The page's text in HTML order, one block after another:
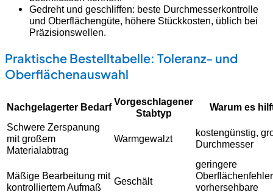
Gedreht und geschliffen: beste Durchmesserkontrolle
und Oberflächengüte, höhere Stückkosten, üblich bei
Präzisionswellen.
Praktische Bestelltabelle: Toleranz- und
Oberflächenauswahl
Nachgelagerter Bedarf Vorgeschlagener
Stabtyp
Warum es
Schwere Zerspanung
mit großem
Materialabtrag
Warmgewalzt
kostengünstig,
Durchmesser
Mäßige Bearbeitung mit
kontrolliertem Aufmaß
Geschält
geringere
vorhersehbare